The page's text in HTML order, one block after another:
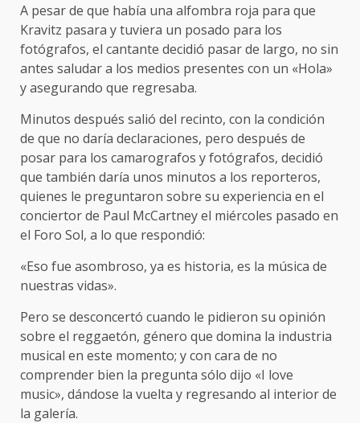
A pesar de que había una alfombra roja para que
Kravitz pasara y tuviera un posado para los
fotógrafos, el cantante decidió pasar de largo, no sin
antes saludar a los medios presentes con un «Hola»
y asegurando que regresaba.
Minutos después salió del recinto, con la condición
de que no daría declaraciones, pero después de
posar para los camarografos y fotógrafos, decidió
que también daría unos minutos a los reporteros,
quienes le preguntaron sobre su experiencia en el
conciertor de Paul McCartney el miércoles pasado en
el Foro Sol, a lo que respondió:
«Eso fue asombroso, ya es historia, es la música de
nuestras vidas».
Pero se desconcertó cuando le pidieron su opinión
sobre el reggaetón, género que domina la industria
musical en este momento; y con cara de no
comprender bien la pregunta sólo dijo «I love
music», dándose la vuelta y regresando al interior de
la galería.